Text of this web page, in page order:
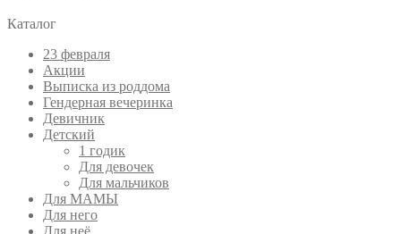
Каталог
23 февраля
Акции
Выписка из роддома
Гендерная вечеринка
Девичник
Детский
1 годик
Для девочек
Для мальчиков
Для МАМЫ
Для него